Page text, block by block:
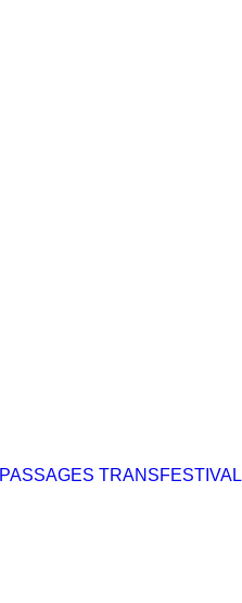
PASSAGES TRANSFESTIVAL